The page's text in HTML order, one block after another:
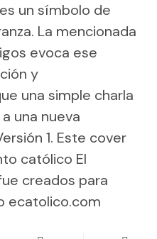
un símbolo de
La mencionada
evoca ese
y
una simple charla
una nueva
1. Este cover
católico El
creados para
ecatolico.com